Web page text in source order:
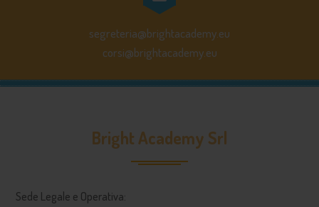
segreteria@brightacademy.eu
corsi@brightacademy.eu
Bright Academy Srl
Sede Legale e Operativa: